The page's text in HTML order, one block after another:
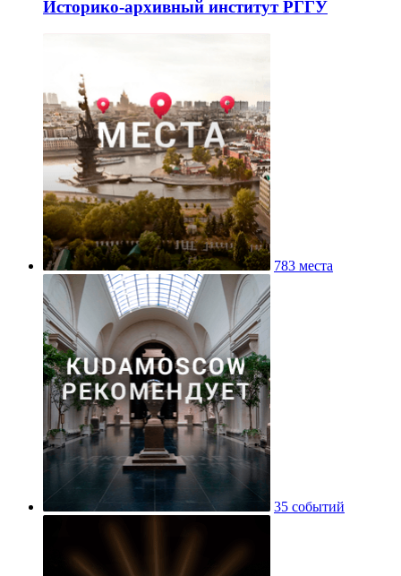
Историко-архивный институт РГГУ
783 места
35 событий